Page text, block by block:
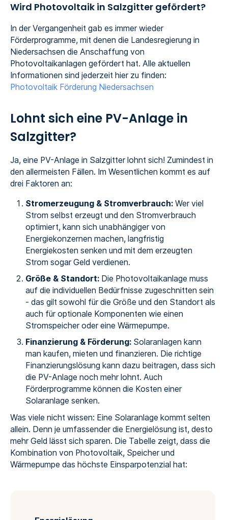
Wird Photovoltaik in Salzgitter gefördert?
In der Vergangenheit gab es immer wieder
Förderprogramme, mit denen die Landesregierung in
Niedersachsen die Anschaffung von
Photovoltaikanlagen gefördert hat. Alle aktuellen
Informationen sind jederzeit hier zu finden:
Photovoltaik Förderung Niedersachsen
Lohnt sich eine PV-Anlage in
Salzgitter?
Ja, eine PV-Anlage in Salzgitter lohnt sich! Zumindest in
den allermeisten Fällen. Im Wesentlichen kommt es auf
drei Faktoren an:
Stromerzeugung & Stromverbrauch:Wer viel
Strom selbst erzeugt und den Stromverbrauch
optimiert, kann sich unabhängiger von
Energiekonzernen machen, langfristig
Energiekosten senken und mit dem erzeugten
Strom sogar Geld verdienen.
Größe & Standort:Die Photovoltaikanlage muss
auf die individuellen Bedürfnisse zugeschnitten sein
- das gilt sowohl für die Größe und den Standort als
auch für optionale Komponenten wie einen
Stromspeicher oder eine Wärmepumpe.
Finanzierung & Förderung:Solaranlagen kann
man kaufen, mieten und finanzieren. Die richtige
Finanzierungslösung kann dazu beitragen, dass sich
die PV-Anlage noch mehr lohnt. Auch
Förderprogramme können die Kosten einer
Solaranlage senken.
Was viele nicht wissen: Eine Solaranlage kommt selten
allein. Denn je umfassender die Energielösung ist, desto
mehr Geld lässt sich sparen. Die Tabelle zeigt, dass die
Kombination von Photovoltaik, Speicher und
Wärmepumpe das höchste Einsparpotenzial hat: